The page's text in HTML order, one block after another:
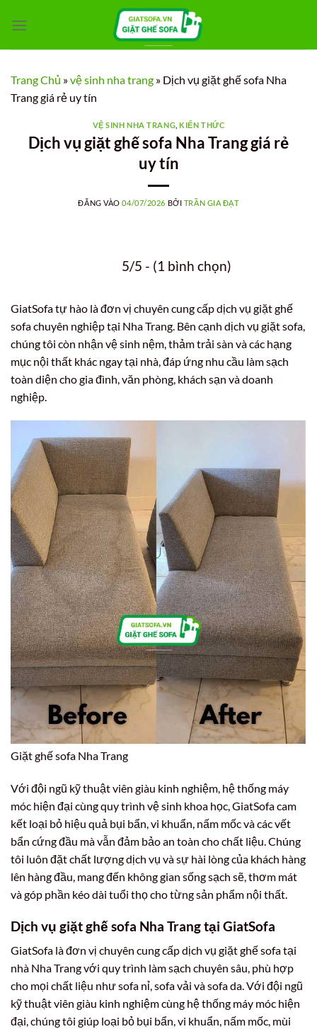
qua
Trang Chủ »vệ sinh nha trang » Dịch vụ giặt ghế sofa Nha
Trang giá rẻ uy tín
VỆ SINH NHA TRANG ,KIẾN THỨC
Dịch vụ giặt ghế sofa Nha Trang giá rẻ
uy tín
ĐĂNG VÀO04/07/2026 BỞI TRẦN GIA ĐẠT
5/5 - (1 bình chọn)
GiatSofa tự hào là đơn vị chuyên cung cấp dịch vụ giặt ghế
sofa chuyên nghiệp tại Nha Trang. Bên cạnh dịch vụ giặt sofa,
chúng tôi còn nhận vệ sinh nệm, thảm trải sàn và các hạng
mục nội thất khác ngay tại nhà, đáp ứng nhu cầu làm sạch
toàn diện cho gia đình, văn phòng, khách sạn và doanh
nghiệp.
Giặt ghế sofa Nha Trang
Với đội ngũ kỹ thuật viên giàu kinh nghiệm, hệ thống máy
móc hiện đại cùng quy trình vệ sinh khoa học, GiatSofa cam
kết loại bỏ hiệu quả bụi bẩn, vi khuẩn, nấm mốc và các vết
bẩn cứng đầu mà vẫn đảm bảo an toàn cho chất liệu. Chúng
tôi luôn đặt chất lượng dịch vụ và sự hài lòng của khách hàng
lên hàng đầu, mang đến không gian sống sạch sẽ, thơm mát
và góp phần kéo dài tuổi thọ cho từng sản phẩm nội thất.
Dịch vụ giặt ghế sofa Nha Trang tại GiatSofa
GiatSofa là đơn vị chuyên cung cấp dịch vụ giặt ghế sofa tại
nhà Nha Trang với quy trình làm sạch chuyên sâu, phù hợp
cho mọi chất liệu như sofa nỉ, sofa vải và sofa da. Với đội ngũ
kỹ thuật viên giàu kinh nghiệm cùng hệ thống máy móc hiện
đại, chúng tôi giúp loại bỏ bụi bẩn, vi khuẩn, nấm mốc, mùi